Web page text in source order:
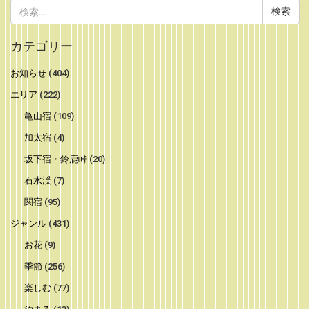
索:
カテゴリー
お知らせ (404)
エリア (222)
亀山宿(109)
加太宿(4)
坂下宿・鈴鹿峠(20)
石水渓(7)
関宿(95)
ジャンル (431)
お花(9)
季節 (256)
楽しむ (77)